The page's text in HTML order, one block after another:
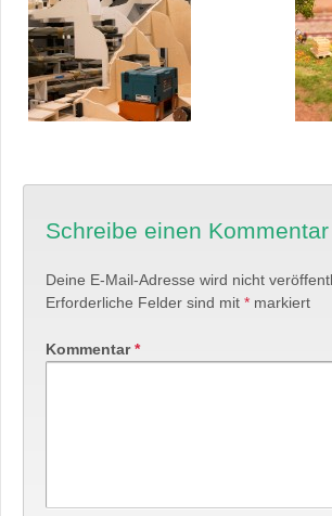
Schreibe einen Kommentar
Deine E-Mail-Adresse wird nicht
Erforderliche Felder sind mit * markiert
Kommentar*